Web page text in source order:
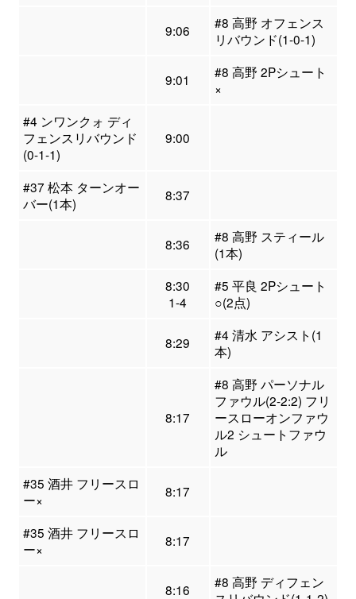
9:06
#8 高野 オフェンス
リバウンド(1-0-1)
9:01
#8 高野 2Pシュート
×
#4 ンワンクォ ディ
フェンスリバウンド
(0-1-1)
9:00
#37 松本 ターンオー
バー(1本)
8:37
8:36
#8 高野 スティール
(1本)
8:30
1-4
#5 平良 2Pシュート
○(2点)
8:29
#4 清水 アシスト(1
本)
8:17
#8 高野 パーソナル
ファウル(2-2:2) フリ
ースローオンファウ
ル2 シュートファウ
ル
#35 酒井 フリースロ
ー×
8:17
#35 酒井 フリースロ
ー×
8:17
8:16
#8 高野 ディフェン